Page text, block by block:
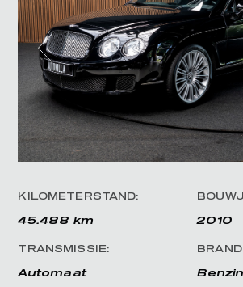
KILOMETERSTAND:
45.488 km 2010
TRANSMISSIE:
Automaat